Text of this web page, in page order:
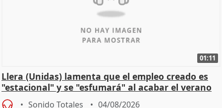
01:11
Llera (Unidas) lamenta que el empleo creado es
"estacional" y se "esfumará" al acabar el verano
Sonido Totales 04/08/2026